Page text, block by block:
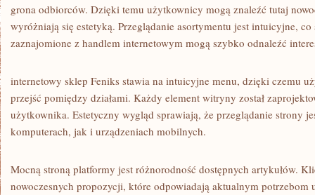
grona odbiorców. Dzięki temu użytkownicy mogą znaleźć tutaj
wyróżniają się estetyką. Przeglądanie asortymentu jest intuicyjne,
zaznajomione z handlem internetowym mogą szybko odnaleźć
internetowy sklep Feniks stawia na intuicyjne menu, dzięki czemu
przejść pomiędzy działami. Każdy element witryny został
użytkownika. Estetyczny wygląd sprawiają, że przeglądanie strony
komputerach, jak i urządzeniach mobilnych.
Mocną stroną platformy jest różnorodność dostępnych artykułów.
nowoczesnych propozycji, które odpowiadają aktualnym potrzebom